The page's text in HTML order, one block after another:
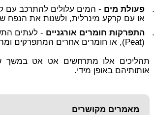
פעולת מים - המים עלולים להתרכב עם
או עם קרקע מינרלית, ולשנות את הנפח
התפרקות חומרים אורגניים - לעתים
(Peat), או חומרים אחרים המתפרקים ומתכווצים.
תהליכים אלו מתרחשים אט אט במשך
אותותיהם באופן מידי.
מאמרים מקושרים